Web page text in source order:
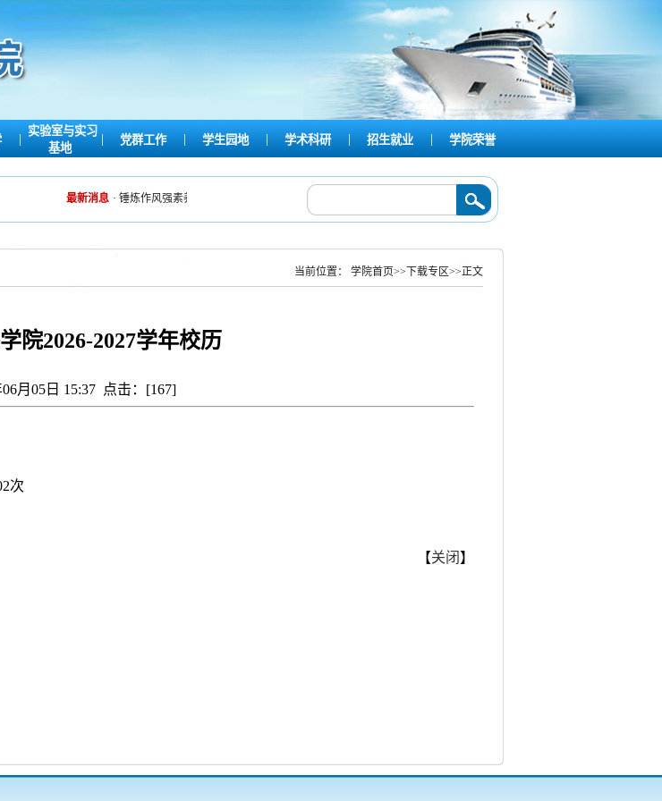
|
实验室与实习
基地
| 党群工作 | 学生园地 | 学术科研 | 招生就业 | 学院荣誉
最新消息 · 锤炼作风强素养，英姿飒爽展风采——航运学院开展2025-2026学年第二学期半军事管理队列会操暨内务整理比赛
当前位置： 学院首页>> 下载专区>>正文
院2026-2027学年校历
06月05日 15:37 点击：[167]
次
【关闭 】